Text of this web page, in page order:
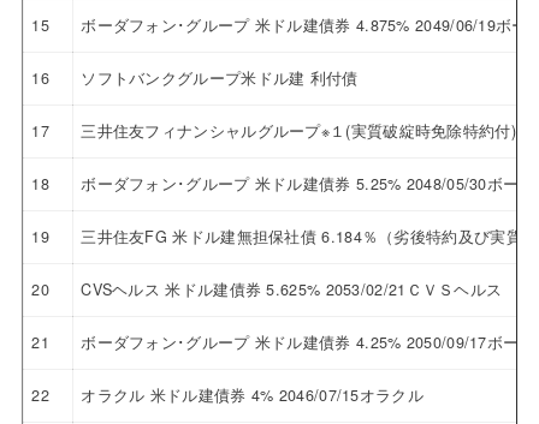
15 ボーダフォン･グループ 米ドル建債券 4.875% 2049/06/19ボー
16 ソフトバンクグループ米ドル建 利付債
17 三井住友フィナンシャルグループ※１(実質破綻時免除特約付)
18 ボーダフォン･グループ 米ドル建債券 5.25% 2048/05/30ボー
19 三井住友FG 米ドル建無担保社債 6.184％（劣後特約及び実質
20 CVSヘルス 米ドル建債券 5.625% 2053/02/21ＣＶＳヘルス
21 ボーダフォン･グループ 米ドル建債券 4.25% 2050/09/17ボー
22 オラクル 米ドル建債券 4% 2046/07/15オラクル